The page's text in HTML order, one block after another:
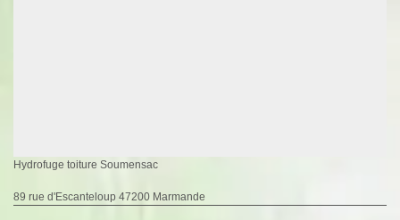
Hydrofuge toiture Soumensac
89 rue d'Escanteloup 47200 Marmande